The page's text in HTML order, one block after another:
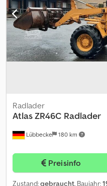
Verladelänge ca. 5700mm!
Betriebsstunden!
Palettengabel,
HDS 214 Schaufelseperator
ZUBEHÖRANGABEN OHNE
Zwischenverkauf und Irrtümer
Lübbecke 180 km
Radlader
AtlasZR46C Radlader
Preisinfo
Zustand:gebraucht, Baujahr: